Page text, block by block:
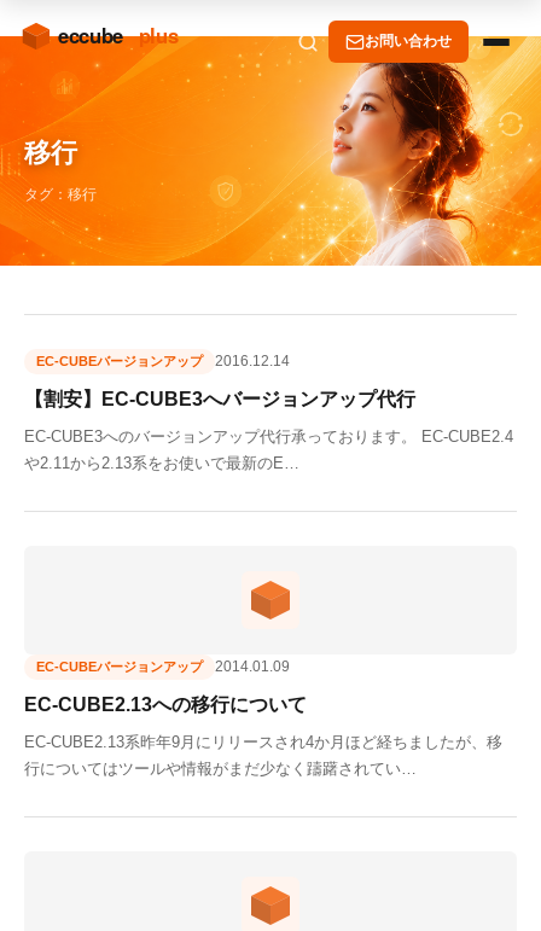
お問い合わせ
移行
タグ：移行
EC-CUBEバージョンアップ 2016.12.14
【割安】EC-CUBE3へバージョンアップ代行
EC-CUBE3へのバージョンアップ代行承っております。 EC-CUBE2.4
や2.11から2.13系をお使いで最新のE…
EC-CUBEバージョンアップ 2014.01.09
EC-CUBE2.13への移行について
EC-CUBE2.13系昨年9月にリリースされ4か月ほど経ちましたが、移
行についてはツールや情報がまだ少なく躊躇されてい…